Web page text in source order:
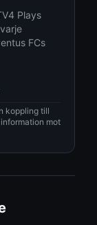
Plays
FCs
koppling till
mot